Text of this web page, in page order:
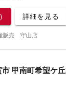
詳細を見る
販売 守山店
市 甲南町希望ケ